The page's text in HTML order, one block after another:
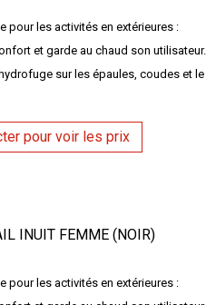
pour les activités en extérieures :
et garde au chaud son utilisateur.
sur les épaules, coudes et le
pour voir les prix
INUIT FEMME (NOIR)
pour les activités en extérieures :